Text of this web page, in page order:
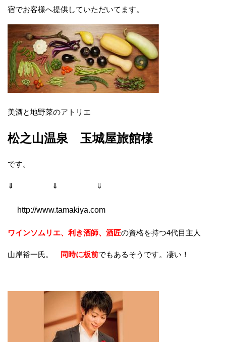
宿でお客様へ提供していただいてます。
美酒と地野菜のアトリエ
松之山温泉 玉城屋旅館様
です。
⇓ ⇓ ⇓
http://www.tamakiya.com
ワインソムリエ、利き酒師、酒匠の資格を持つ4代目主人
山岸裕一氏。 同時に板前でもあるそうです。凄い！